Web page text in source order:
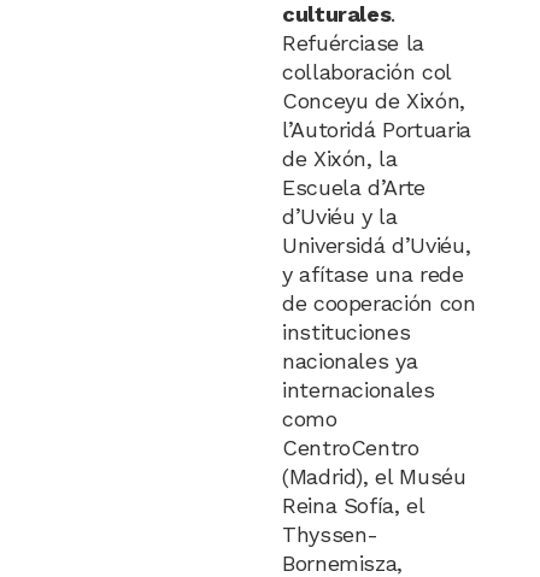
culturales.
Refuérciase la
collaboración col
Conceyu de Xixón,
l’Autoridá Portuaria
de Xixón, la
Escuela d’Arte
d’Uviéu y la
Universidá d’Uviéu,
y afítase una rede
de cooperación con
instituciones
nacionales ya
internacionales
como
CentroCentro
(Madrid), el Muséu
Reina Sofía, el
Thyssen-
Bornemisza,